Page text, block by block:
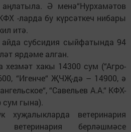
Ә менә“Нурхамәтов
-ларда бу күрсәткеч нибары
итә.
субсидия сыйфатында 94
ярдәме алган.
хакы 14300 сум (“Агро-
“Игенче“ ҖЧҖ-дә – 14900, ә
“Савельев А.А.“ КФХ-
сум гына).
ветеринария
берләшмәсе